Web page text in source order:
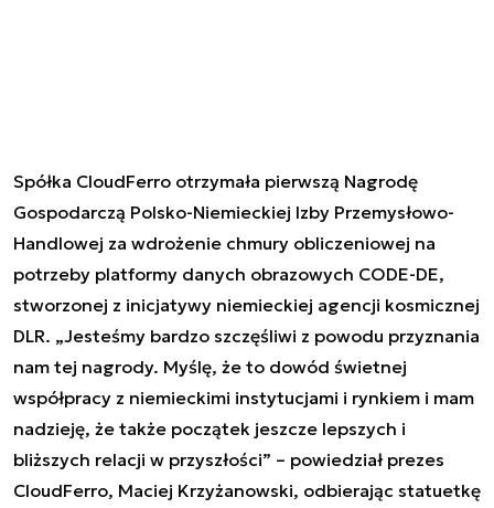
Spółka CloudFerro otrzymała pierwszą Nagrodę
Gospodarczą Polsko-Niemieckiej Izby Przemysłowo-
Handlowej za wdrożenie chmury obliczeniowej na
potrzeby platformy danych obrazowych CODE-DE,
stworzonej z inicjatywy niemieckiej agencji kosmicznej
DLR. „Jesteśmy bardzo szczęśliwi z powodu przyznania
nam tej nagrody. Myślę, że to dowód świetnej
współpracy z niemieckimi instytucjami i rynkiem i mam
nadzieję, że także początek jeszcze lepszych i
bliższych relacji w przyszłości” – powiedział prezes
CloudFerro, Maciej Krzyżanowski, odbierając statuetkę